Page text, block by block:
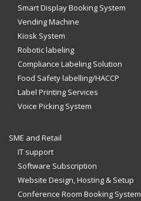
Smart Display Booking System
Vending Machine
Kiosk System
Robotic labeling
Compliance Labeling Solution
Food Safety labelling/HACCP
Label Printing Services
Voice Picking System
SME and Retail
IT support
Software Subscription
Website Design, Hosting & Setup
Conference Room Booking System